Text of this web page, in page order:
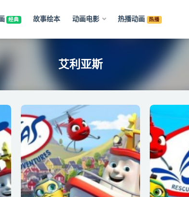
经典 故事绘本 动画电影 热播动画 热播
艾利亚斯